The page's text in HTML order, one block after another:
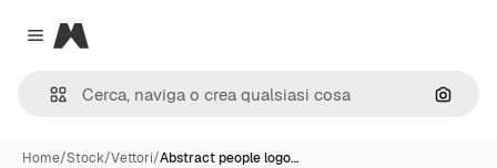
Close menu
Magnific
Cerca
Home/Stock/Vettori/Abstract people logo…